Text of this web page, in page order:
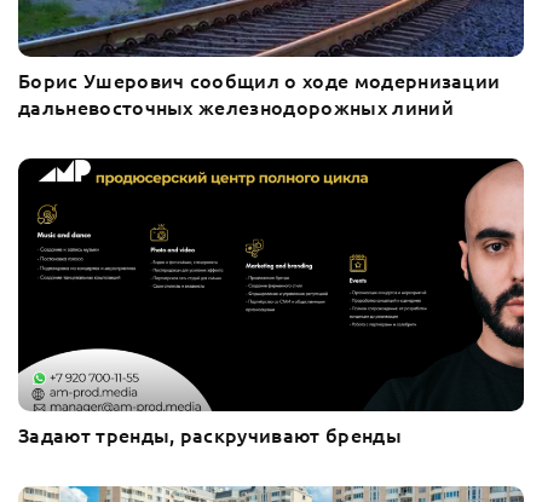
Борис Ушерович сообщил о ходе модернизации
дальневосточных железнодорожных линий
Задают тренды, раскручивают бренды